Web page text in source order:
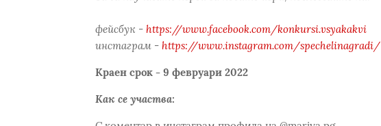
фейсбук - https://www.facebook.com/konkursi.vsyakakvi
инстаграм - https://www.instagram.com/spechelinagradi/
Краен срок - 9 февруари 2022
Как се участва: